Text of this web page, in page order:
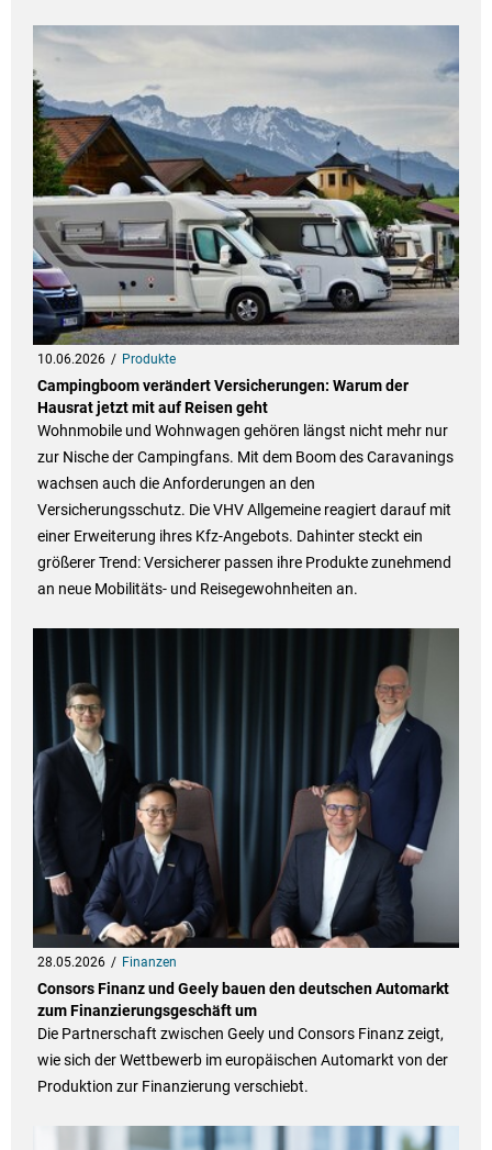
10.06.2026 Produkte
Campingboom verändert Versicherungen: Warum der
Hausrat jetzt mit auf Reisen geht
Wohnmobile und Wohnwagen gehören längst nicht mehr nur
zur Nische der Campingfans. Mit dem Boom des Caravanings
wachsen auch die Anforderungen an den
Versicherungsschutz. Die VHV Allgemeine reagiert darauf mit
einer Erweiterung ihres Kfz-Angebots. Dahinter steckt ein
größerer Trend: Versicherer passen ihre Produkte zunehmend
an neue Mobilitäts- und Reisegewohnheiten an.
28.05.2026 Finanzen
Consors Finanz und Geely bauen den deutschen Automarkt
zum Finanzierungsgeschäft um
Die Partnerschaft zwischen Geely und Consors Finanz zeigt,
wie sich der Wettbewerb im europäischen Automarkt von der
Produktion zur Finanzierung verschiebt.